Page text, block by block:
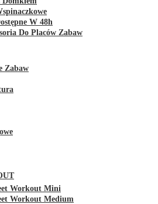
W 48h
Do Placów Zabaw
Zabaw
Workout Mini
Workout Medium